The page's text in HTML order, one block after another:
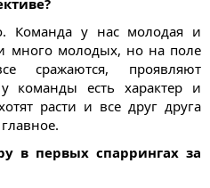
Команда у нас молодая и
много молодых, но на поле
сражаются, проявляют
команды есть характер и
расти и все друг друга
в первых спаррингах за